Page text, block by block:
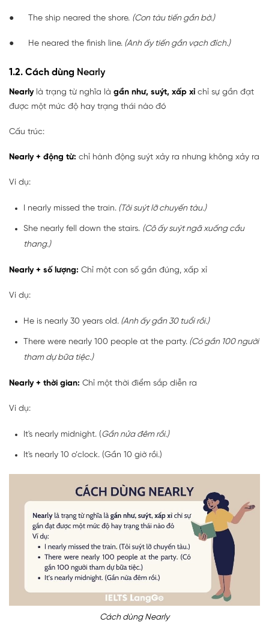
● The ship neared the shore. (Con tàu tiến gần bờ.)
● He neared the finish line. (Anh ấy tiến gần vạch đích.)
1.2. Cách dùng Nearly
Nearlylà trạng từ nghĩa là gần như, suýt, xấp xỉ chỉ sự gần đạt
được một mức độ hay trạng thái nào đó
Cấu trúc:
Nearly + động từ: chỉ hành động suýt xảy ra nhưng không xảy ra
Ví dụ:
I nearly missed the train. (Tôi suýt lỡ chuyến tàu.)
She nearly fell down the stairs. (Cô ấy suýt ngã xuống cầu
thang.)
Nearly + số lượng: Chỉ một con số gần đúng, xấp xỉ
Ví dụ:
He is nearly 30 years old. (Anh ấy gần 30 tuổi rồi.)
There were nearly 100 people at the party. (Có gần 100 người
tham dự bữa tiệc.)
Nearly + thời gian: Chỉ một thời điểm sắp diễn ra
Ví dụ:
It's nearly midnight. (Gần nửa đêm rồi.)
It's nearly 10 o’clock. (Gần 10 giờ rồi.)
Cách dùng Nearly